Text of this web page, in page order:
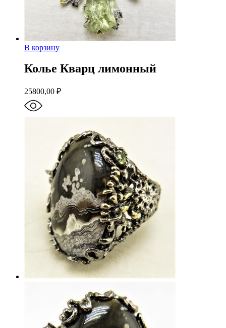
В корзину
Колье Кварц лимонный
25800,00 ₽